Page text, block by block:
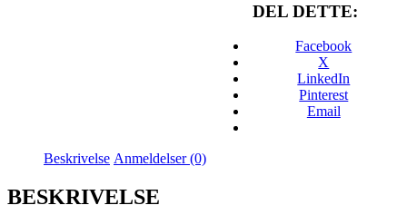
DEL DETTE:
Facebook
X
LinkedIn
Pinterest
Email
Beskrivelse Anmeldelser (0)
BESKRIVELSE